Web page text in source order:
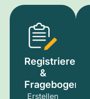
Registrieren
&
Fragebogen
Erstellen